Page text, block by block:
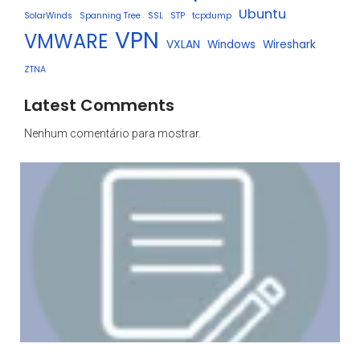
SolarWinds Spanning Tree SSL STP tcpdump Ubuntu
VMWARE VPN VXLAN Windows Wireshark
ZTNA
Latest Comments
Nenhum comentário para mostrar.